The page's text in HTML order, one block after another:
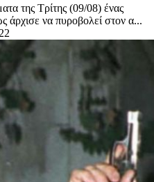
της Τρίτης (09/08) ένας
άρχισε να πυροβολεί στον α...